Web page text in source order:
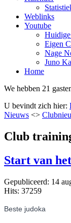
Weblinks
Youtube
Eigen
Nage
Juno
Home
We hebben 21
U bevindt zich hier:
Nieuws <>
Club
Start van
Gepubliceerd: 14
Hits: 37259
Beste judoka